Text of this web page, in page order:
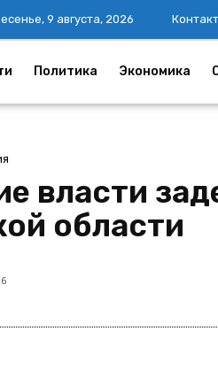
9 августа, 2026
Политика Экономика
власти
области